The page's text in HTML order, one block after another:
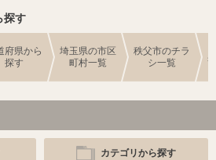
探す
府県から
探す
埼玉県の市区
町村一覧
秩父市のチラ
シ一覧
カテゴリから探す